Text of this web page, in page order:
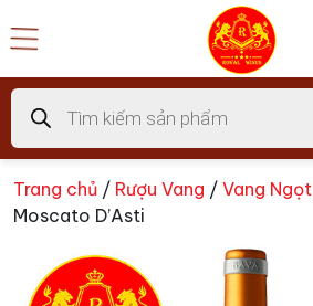
đến
dung
Tìm
kiếm
sản
phẩm
Trang chủ / Rượu Vang / Vang Ngọt
Moscato D’Asti